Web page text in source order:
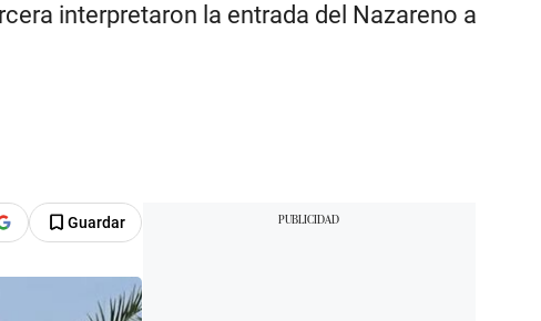
interpretaron la entrada del Nazareno a
Guardar